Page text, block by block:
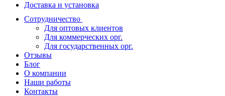
Доставка и установка
Сотрудничество
Для оптовых клиентов
Для коммерческих орг.
Для государственных орг.
Отзывы
Блог
О компании
Наши работы
Контакты